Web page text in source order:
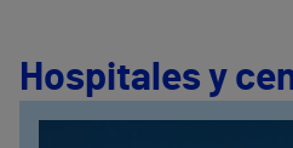
Hospitales y